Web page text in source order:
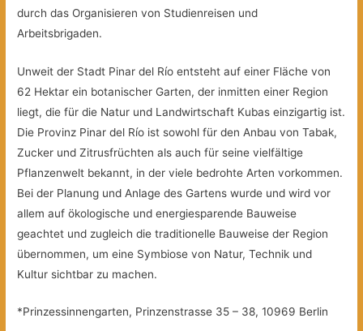
durch das Organisieren von Studienreisen und
Arbeitsbrigaden.
Unweit der Stadt Pinar del Río entsteht auf einer Fläche von
62 Hektar ein botanischer Garten, der inmitten einer Region
liegt, die für die Natur und Landwirtschaft Kubas einzigartig ist.
Die Provinz Pinar del Río ist sowohl für den Anbau von Tabak,
Zucker und Zitrusfrüchten als auch für seine vielfältige
Pflanzenwelt bekannt, in der viele bedrohte Arten vorkommen.
Bei der Planung und Anlage des Gartens wurde und wird vor
allem auf ökologische und energiesparende Bauweise
geachtet und zugleich die traditionelle Bauweise der Region
übernommen, um eine Symbiose von Natur, Technik und
Kultur sichtbar zu machen.
*Prinzessinnengarten, Prinzenstrasse 35 – 38, 10969 Berlin